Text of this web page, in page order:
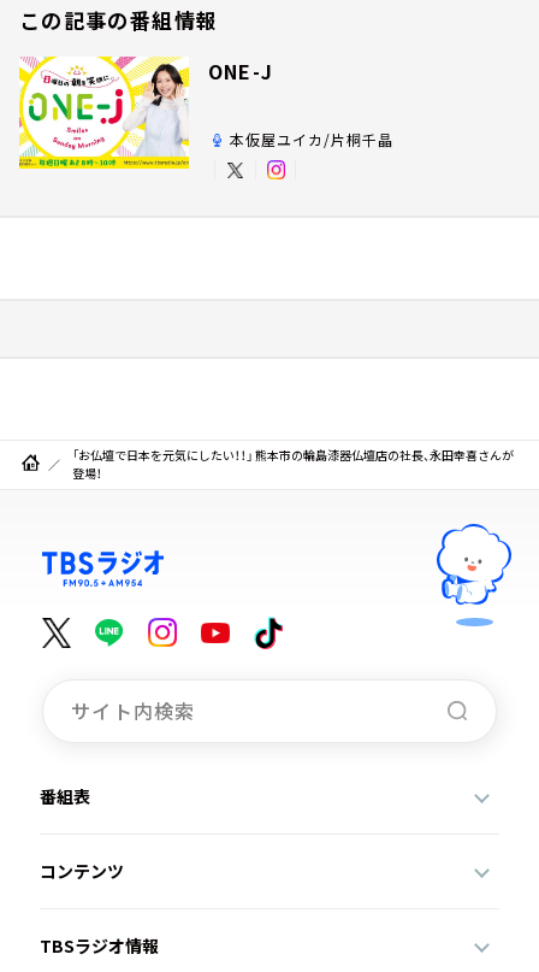
この記事の番組情報
ONE-J
本仮屋ユイカ/片桐千晶
「お仏壇で日本を元気にしたい！！」 熊本市の輪島漆器仏壇店の社長、永田幸喜さんが
登場！
番組表
コンテンツ
TBSラジオ情報